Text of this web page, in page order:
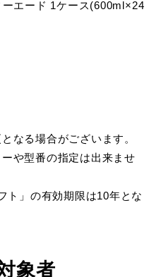
エード 1ケース(600ml×24
なる場合がございます。
や型番の指定は出来ませ
」の有効期限は10年とな
象者